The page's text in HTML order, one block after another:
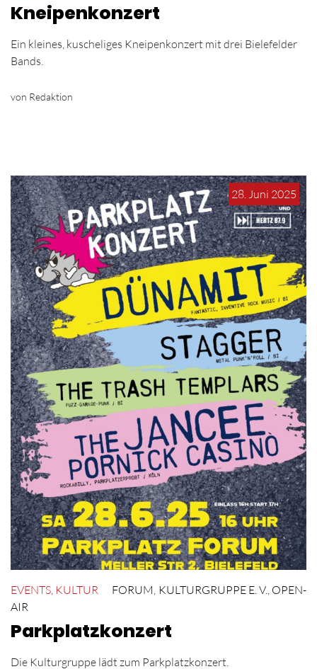
Kneipenkonzert
Ein kleines, kuscheliges Kneipenkonzert mit drei Bielefelder
Bands.
von Redaktion
28. Juni 2025
EVENTS, KULTUR FORUM, KULTURGRUPPE E. V., OPEN-
AIR
Parkplatzkonzert
Die Kulturgruppe lädt zum Parkplatzkonzert.